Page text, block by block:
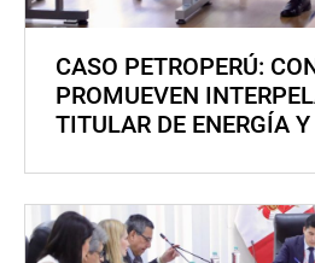
CASO PETROPERÚ:
PROMUEVEN
TITULAR DE ENERGÍA